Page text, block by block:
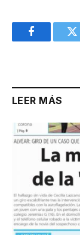
Facebook
LEER MÁS